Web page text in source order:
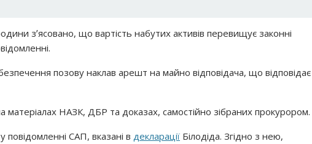
зʼясовано, що вартість набутих активів перевищує законні
позову наклав арешт на майно відповідача, що відповідає
НАЗК, ДБР та доказах, самостійно зібраних прокурором.
повідомленні САП, вказані в декларації Білодіда. Згідно з нею,